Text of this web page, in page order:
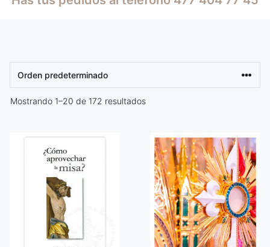
Mostrando 1–20 de 172 resultados